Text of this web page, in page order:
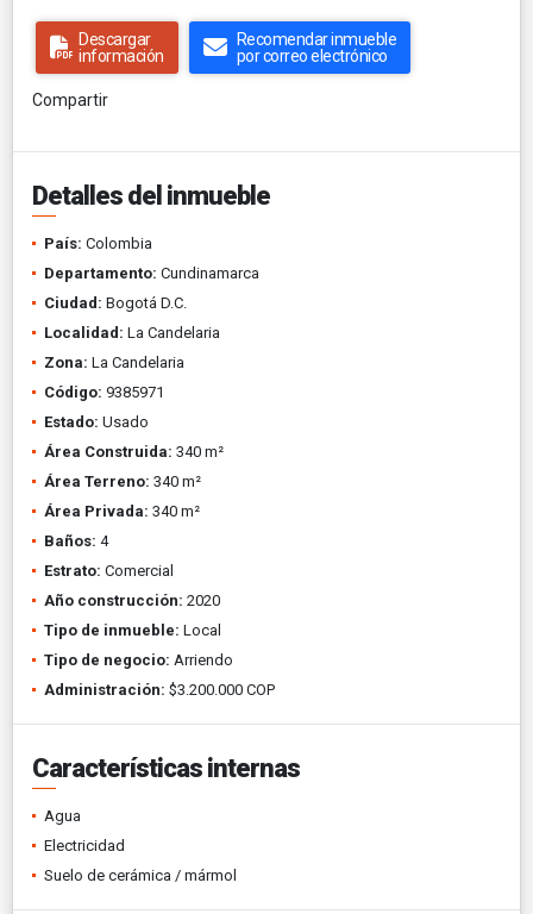
Descargar
información
Recomendar inmueble
por correo electrónico
Compartir
Detalles del inmueble
País: Colombia
Departamento: Cundinamarca
Ciudad: Bogotá D.C.
Localidad: La Candelaria
Zona: La Candelaria
Código: 9385971
Estado: Usado
Área Construida: 340 m²
Área Terreno: 340 m²
Área Privada: 340 m²
Baños: 4
Estrato: Comercial
Año construcción: 2020
Tipo de inmueble: Local
Tipo de negocio: Arriendo
Administración: $3.200.000 COP
Características internas
Agua
Electricidad
Suelo de cerámica / mármol